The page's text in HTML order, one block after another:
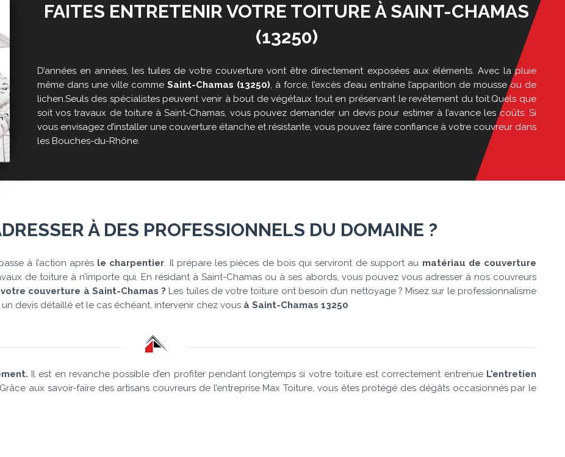
FAITES ENTRETENIR VOTRE TOITURE À SAINT-CHAMAS
(13250)
D’années en années, les tuiles de votre couverture vont être directement exposées aux éléments. Avec la pluie
même dans une ville comme Saint-Chamas (13250), à force, l’excès d’eau entraîne l’apparition de mousse ou de
lichen.Seuls des spécialistes peuvent venir à bout de végétaux tout en préservant le revêtement du toit.Quels que
soit vos travaux de toiture à Saint-Chamas, vous pouvez demander un devis pour estimer à l’avance les coûts. Si
vous envisagez d’installer une couverture étanche et résistante, vous pouvez faire confiance à votre couvreur dans
les Bouches-du-Rhône.
À DES PROFESSIONNELS DU DOMAINE ?
à l’action après le charpentier. Il prépare les pièces de bois qui serviront de support au matériau de couverture
de toiture à n’importe qui. En résidant à Saint-Chamas ou à ses abords, vous pouvez vous adresser à nos couvreurs
couverture à Saint-Chamas ? Les tuiles de votre toiture ont besoin d’un nettoyage ? Misez sur le professionnalisme
devis détaillé et le cas échéant, intervenir chez vous à Saint-Chamas 13250
Il est en revanche possible d’en profiter pendant longtemps si votre toiture est correctement entrenue L’entretien
Grâce aux savoir-faire des artisans couvreurs de l’entreprise Max Toiture, vous êtes protégé des dégâts occasionnés par le